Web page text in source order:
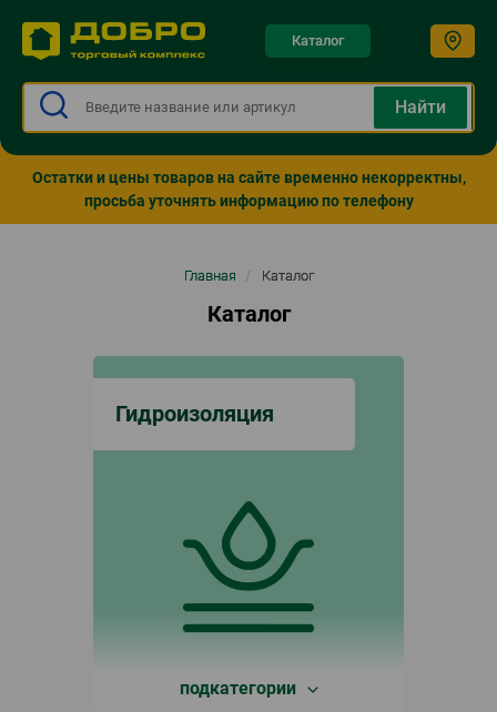
Каталог
Остатки и цены товаров на сайте временно некорректны,
просьба уточнять информацию по телефону
Главная / Каталог
Каталог
Гидроизоляция
подкатегории